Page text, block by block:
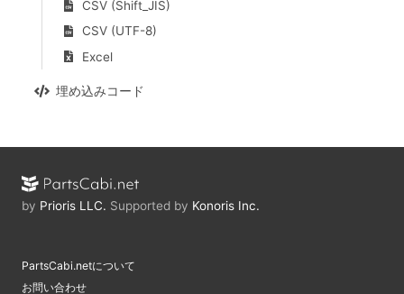
CSV (Shift_JIS)
CSV (UTF-8)
Excel
埋め込みコード
by Prioris LLC. Supported by Konoris Inc.
PartsCabi.netについて
お問い合わせ